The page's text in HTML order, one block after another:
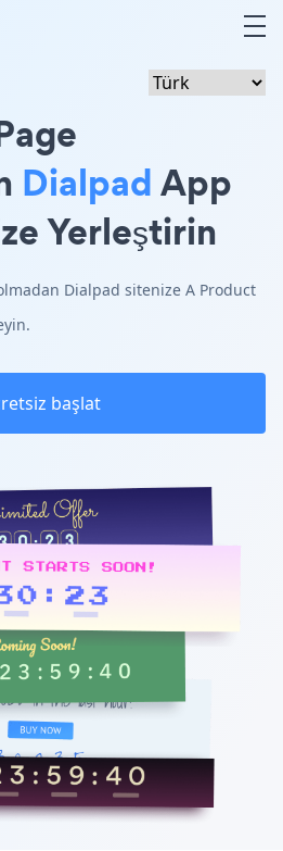
DialpadApp
Yerleştirin
Dialpad sitenize A Product
başlat